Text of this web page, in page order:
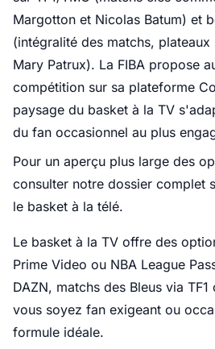
Margotton et Nicolas Batum) et
(intégralité des matchs,
Mary Patrux). La FIBA propose
compétition sur sa plateforme
paysage du basket à la TV
du fan occasionnel au plus
Pour un aperçu plus large des
consulter notre dossier complet
le basket à la télé.
Le basket à la TV offre des
Prime Video ou NBA League
DAZN, matchs des Bleus via TF1
vous soyez fan exigeant ou
formule idéale.